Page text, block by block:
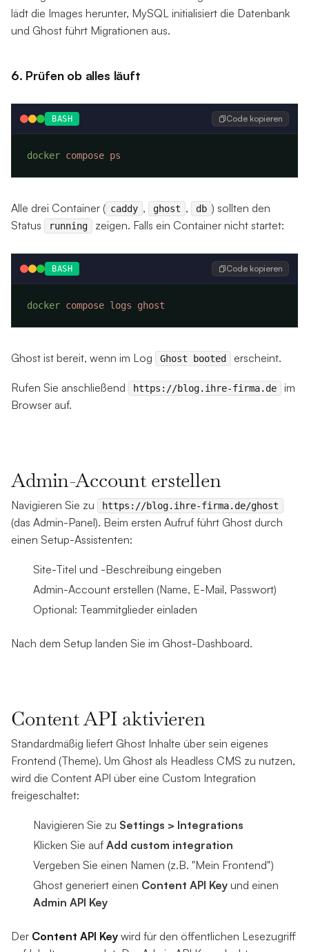
lädt die Images herunter, MySQL initialisiert die Datenbank
und Ghost führt Migrationen aus.
6. Prüfen ob alles läuft
BASH Code kopieren
docker compose
Alle drei Container ( caddy , ghost , db ) sollten den
Status
running zeigen. Falls ein Container nicht startet:
BASH Code kopieren
docker compose logs
Ghost ist bereit, wenn im Log Ghost booted erscheint.
Rufen Sie anschließend https://blog.ihre-firma.de
im
Browser auf.
Admin-Account erstellen
Navigieren Sie zu https://blog.ihre-firma.de/ghost
(das Admin-Panel). Beim ersten Aufruf führt Ghost durch
einen Setup-Assistenten:
Site-Titel und -Beschreibung eingeben
Admin-Account erstellen (Name, E-Mail, Passwort)
Optional: Teammitglieder einladen
Nach dem Setup landen Sie im Ghost-Dashboard.
Content API aktivieren
Standardmäßig liefert Ghost Inhalte über sein eigenes
Frontend (Theme). Um Ghost als Headless CMS zu nutzen,
wird die Content API über eine Custom Integration
freigeschaltet:
Navigieren Sie zu Settings > Integrations
Klicken Sie auf Add custom integration
Vergeben Sie einen Namen (z.B. "Mein Frontend")
Ghost generiert einen Content API Key und einen
Admin API Key
Der Content API Key wird für den öffentlichen Lesezugriff